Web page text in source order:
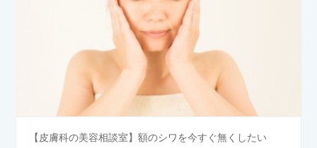
【皮膚科の美容相談室】額のシワを今すぐ無くしたい